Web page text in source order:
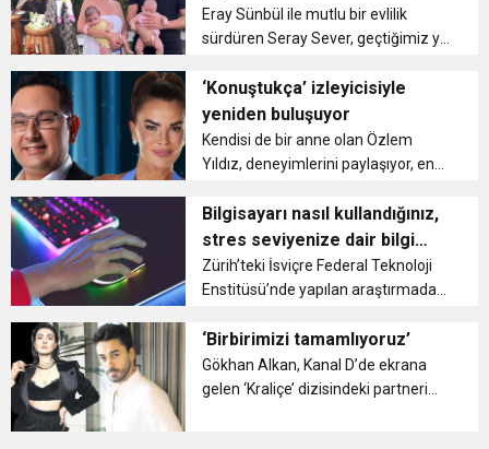
Eray Sünbül ile mutlu bir evlilik
sürdüren Seray Sever, geçtiğimiz yıl
getirmişti. Daha önce sekiz kez tüp
bebek tedavisi gören ünlü isim, zorlu
bir sürecin...
‘Konuştukça’ izleyicisiyle
yeniden buluşuyor
Kendisi de bir anne olan Özlem
Yıldız, deneyimlerini paylaşıyor, en
konuklara soruyor. Sağlıktan doğal
yaşama, güzellikten kişisel bakıma,
eğitimden psikolojiye, “Bugün ne p...
Bilgisayarı nasıl kullandığınız,
stres seviyenize dair bilgi
veriyor
Zürih’teki İsviçre Federal Teknoloji
Enstitüsü’nde yapılan araştırmada
ani ve şiddetli vuruşlar yaptığını
tespit etti. Araştırma ekibine liderlik
ede...
‘Birbirimizi tamamlıyoruz’
Gökhan Alkan, Kanal D’de ekrana
gelen ‘Kraliçe’ dizisindeki partneri